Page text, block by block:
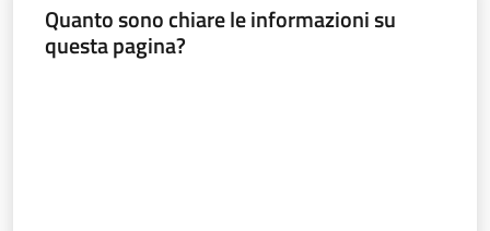
Quanto sono chiare le informazioni su
questa pagina?